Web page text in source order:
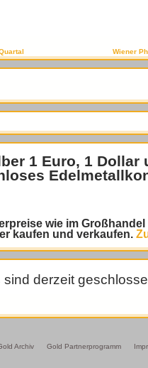
Wiener
1 Euro, 1 Dollar
wie im
kaufen und verkaufen.
derzeit
Archiv Gold Partnerprogramm